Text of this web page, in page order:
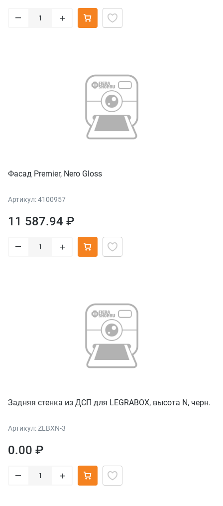
– +
Фасад Premier, Nero Gloss
Артикул: 4100957
11 587.94 ₽
– +
Задняя стенка из ДСП для LEGRABOX, высота N, черн.
Артикул: ZLBXN-3
0.00 ₽
– +